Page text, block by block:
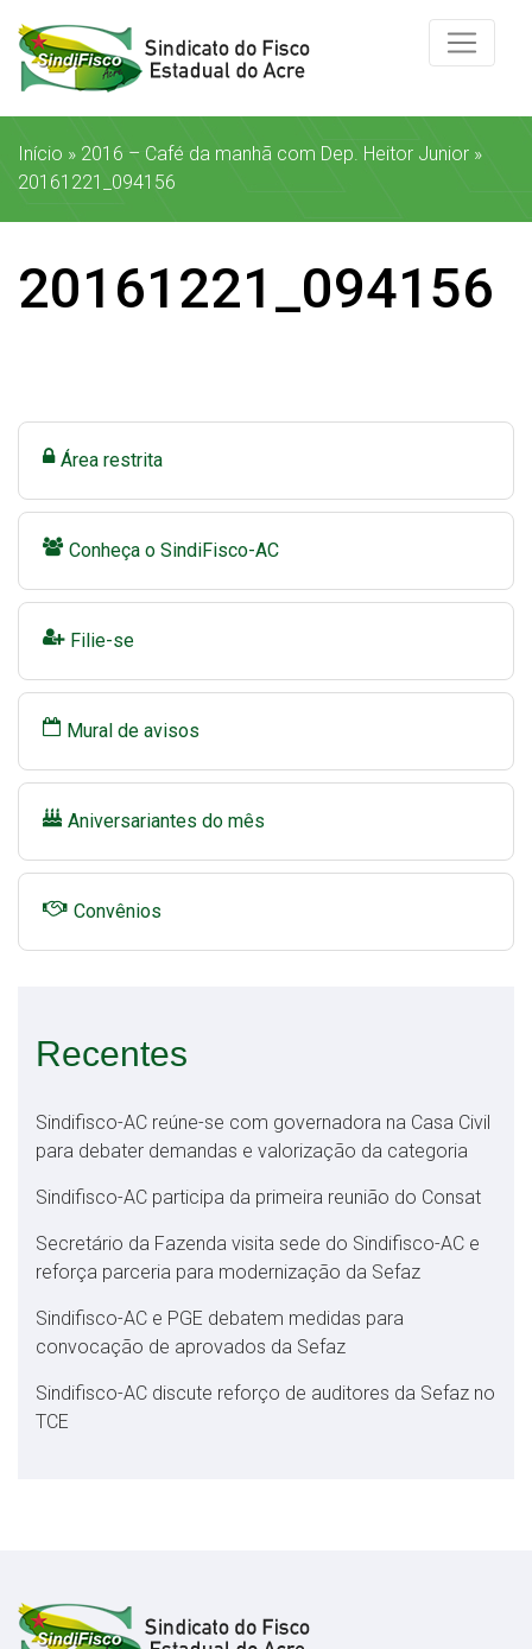
Início » 2016 – Café da manhã com Dep. Heitor Junior »
20161221_094156
20161221_094156
Área restrita
Conheça o SindiFisco-AC
Filie-se
Mural de avisos
Aniversariantes do mês
Convênios
Recentes
Sindifisco-AC reúne-se com governadora na Casa Civil
para debater demandas e valorização da categoria
Sindifisco-AC participa da primeira reunião do Consat
Secretário da Fazenda visita sede do Sindifisco-AC e
reforça parceria para modernização da Sefaz
Sindifisco-AC e PGE debatem medidas para
convocação de aprovados da Sefaz
Sindifisco-AC discute reforço de auditores da Sefaz no
TCE